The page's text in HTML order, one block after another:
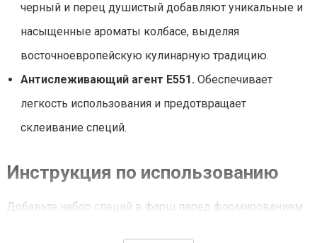
черный и перец душистый добавляют уникальные и
насыщенные ароматы колбасе, выделяя
восточноевропейскую кулинарную традицию.
Антислеживающий агент Е551. Обеспечивает
легкость использования и предотвращает
склеивание специй.
Инструкция по использованию
Добавьте набор специй в фарш перед формированием